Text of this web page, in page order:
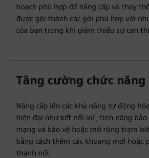
hoạch phù hợp để nâng cấp và thay
được gói thành các gói phù hợp với
của bạn trong khi giảm thiểu sự can
Tăng cường chức
Nâng cấp lên các khả năng tự động
hiện đại như kết nối IoT, tính năng bảo
mạng và bảo vệ hoặc mở rộng trạm
bằng cách thêm các khoang mới hoặc
thanh nối.